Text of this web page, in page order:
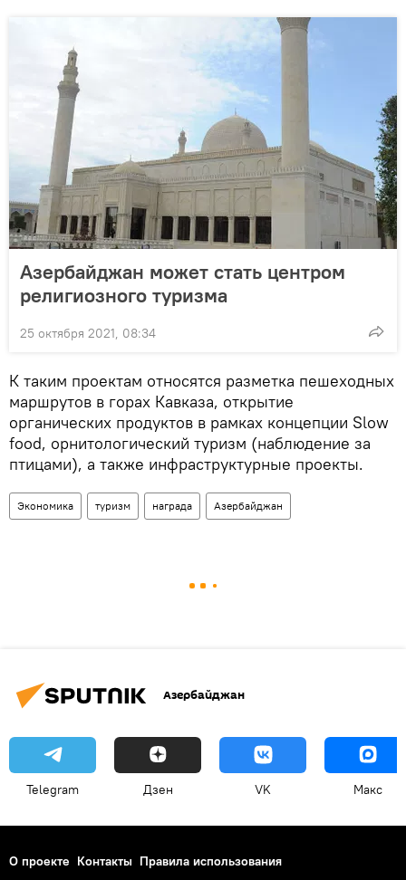
Азербайджан может стать центром
религиозного туризма
25 октября 2021, 08:34
К таким проектам относятся разметка пешеходных
маршрутов в горах Кавказа, открытие
органических продуктов в рамках концепции Slow
food, орнитологический туризм (наблюдение за
птицами), а также инфраструктурные проекты.
Экономика туризм награда Азербайджан
Азербайджан
Telegram Дзен VK Макс
О проекте Контакты Правила использования